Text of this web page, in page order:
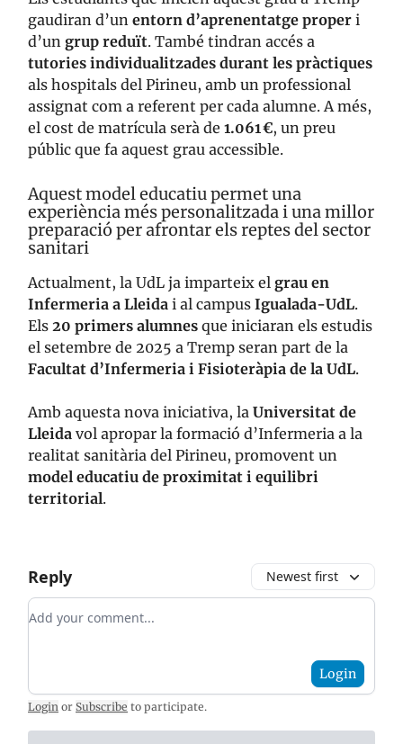
gaudiran d’un entorn d’aprenentatge proper i
d’un grup reduït. També tindran accés a
tutories individualitzades durant les pràctiques
als hospitals del Pirineu, amb un professional
assignat com a referent per cada alumne. A més,
el cost de matrícula serà de 1.061 €, un preu
públic que fa aquest grau accessible.
Aquest model educatiu permet una
experiència més personalitzada i una millor
preparació per afrontar els reptes del sector
sanitari
Actualment, la UdL ja imparteix el grau en
Infermeria a Lleida i al campus Igualada-UdL.
Els 20 primers alumnes que iniciaran els estudis
el setembre de 2025 a Tremp seran part de la
Facultat d’Infermeria i Fisioteràpia de la UdL.
Amb aquesta nova iniciativa, la Universitat de
Lleida vol apropar la formació d’Infermeria a la
realitat sanitària del Pirineu, promovent un
model educatiu de proximitat i equilibri
territorial.
Reply Newest first
Add your comment
Login
Login or Subscribe to participate.